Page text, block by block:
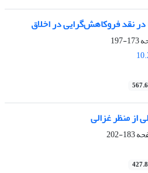
نقد فروکاهش‌گرایی در اخلاق
173-197
از منظر غزالی
183-202